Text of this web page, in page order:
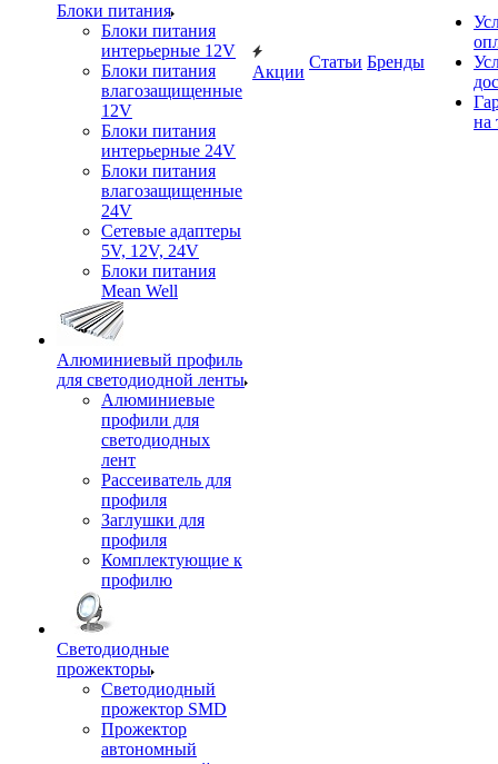
Блоки питания
Блоки питания
интерьерные 12V
Блоки питания
влагозащищенные
12V
Блоки питания
интерьерные 24V
Блоки питания
влагозащищенные
24V
Сетевые адаптеры
5V, 12V, 24V
Блоки питания
Mean Well
Алюминиевый профиль
для светодиодной ленты
Алюминиевые
профили для
светодиодных
лент
Рассеиватель для
профиля
Заглушки для
профиля
Комплектующие к
профилю
Светодиодные
прожекторы
Светодиодный
прожектор SMD
Прожектор
автономный
Акции
Статьи Бренды
на